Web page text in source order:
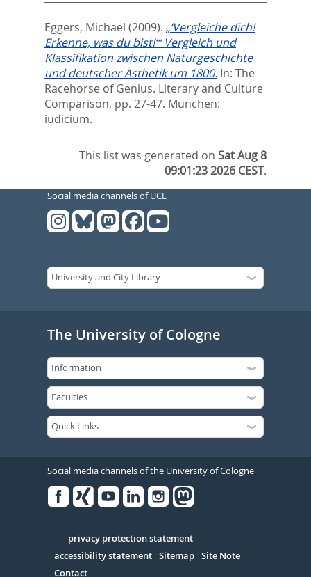
Eggers, Michael (2009). „‘Vergleiche dich!
Erkenne, was du bist!‘“ Vergleich und
Klassifikation zwischen Naturgeschichte
und deutscher Ästhetik um 1800. In: The
Racehorse of Genius. Literary and Culture
Comparison, pp. 27-47. München:
iudicium.
This list was generated onSat Aug 8
09:01:23 2026 CEST.
Social media channels of UCL
The University of Cologne
Social media channels of the University of Cologne
Serivce
privacy protection statement
accessibility statement Sitemap Site Note
Contact